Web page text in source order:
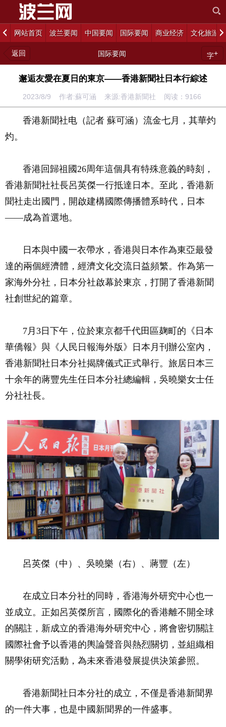
网站首页 波兰要闻 中国要闻 国际要闻 商业经济 文化旅游
返回 国际要闻 字+
邂逅友愛在夏日的東京——香港新聞社日本行綜述
2023/8/9 作者:蘇可涵 来源:香港新聞社 阅读： 9166
香港新聞社电（記者 蘇可涵）流金七月，其華灼
灼。
香港回歸祖國26周年這個具有特殊意義的時刻，
香港新聞社社長呂英傑一行抵達日本。至此，香港新
聞社走出國門，開啟建構國際傳播體系時代，日本
——成為首選地。
日本與中國一衣帶水，香港與日本作為東亞最發
達的兩個經濟體，經濟文化交流日益頻繁。作為第一
家海外分社，日本分社啟幕於東京，打開了香港新聞
社創世紀的篇章。
7月3日下午，位於東京都千代田區麹町的《日本
華僑報》與《人民日報海外版》日本月刊辦公室內，
香港新聞社日本分社揭牌儀式正式舉行。旅居日本三
十余年的蔣豐先生任日本分社總編輯，吳曉樂女士任
分社社長。
呂英傑（中）、吳曉樂（右）、蔣豐（左）
在成立日本分社的同時，香港海外研究中心也一
並成立。正如呂英傑所言，國際化的香港離不開全球
的關註，新成立的香港海外研究中心，將會密切關註
國際社會予以香港的輿論聲音與熱烈關切，並組織相
關學術研究活動，為未來香港發展提供決策參照。
香港新聞社日本分社的成立，不僅是香港新聞界
的一件大事，也是中國新聞界的一件盛事。